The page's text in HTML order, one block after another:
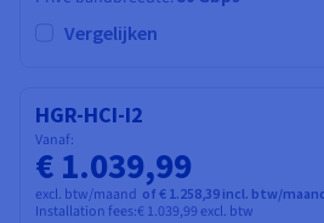
Vergelijken
HGR-HCI-I2
Vanaf:
€ 1.039,99
excl. btw/maand of € 1.258,39 incl. btw/
Installation fees:€ 1.039,99 excl. btw